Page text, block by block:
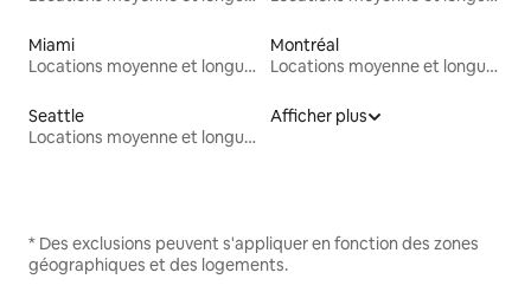
Miami
Locations moyenne et longue durée
Montréal
Locations moyenne et longue durée
Seattle
Locations moyenne et longue durée
Afficher plus
* Des exclusions peuvent s'appliquer en fonction des zones
géographiques et des logements.